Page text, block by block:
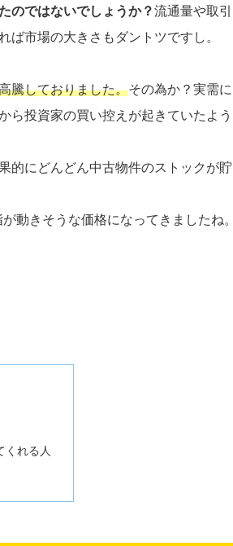
のではないでしょうか？流通量や取引
市場の大きさもダントツですし。
騰しておりました。その為か？実需に
ら投資家の買い控えが起きていたよう
的にどんどん中古物件のストックが貯
動きそうな価格になってきましたね。
くれる人